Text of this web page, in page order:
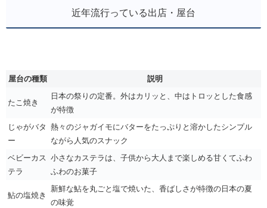
近年流行っている出店・屋台
屋台の種類 説明
たこ焼き
日本の祭りの定番。外はカリッと、中はトロッとした食感
が特徴
じゃがバタ
ー
熱々のジャガイモにバターをたっぷりと溶かしたシンプル
ながら人気のスナック
ベビーカス
テラ
小さなカステラは、子供から大人まで楽しめる甘くてふわ
ふわのお菓子
鮎の塩焼き
新鮮な鮎を丸ごと塩で焼いた、香ばしさが特徴の日本の夏
の味覚